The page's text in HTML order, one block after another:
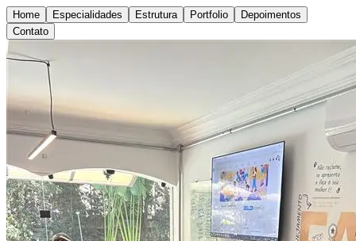
Home Especialidades Estrutura Portfolio
Depoimentos
Contato